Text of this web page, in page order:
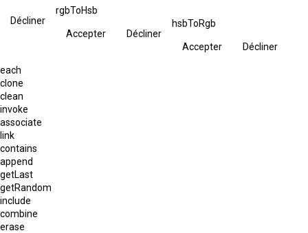
Décliner
rgbToHsb
Accepter Décliner
hsbToRgb
Accepter Décliner
each
clone
clean
invoke
associate
link
contains
append
getLast
getRandom
include
combine
erase